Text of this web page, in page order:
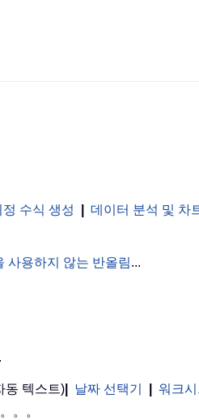
수식 생성 데이터 분석 및 차
사용하지 않는 반올림...
동 텍스트) 날짜 선택기 워크
。。